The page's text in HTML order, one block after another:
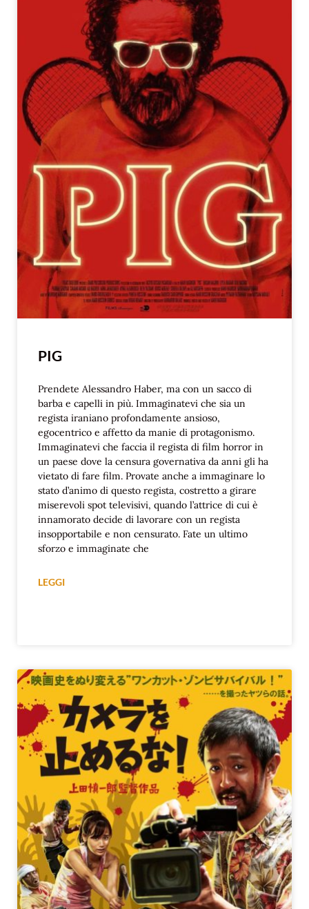
PIG
Prendete Alessandro Haber, ma con un sacco di
barba e capelli in più. Immaginatevi che sia un
regista iraniano profondamente ansioso,
egocentrico e affetto da manie di protagonismo.
Immaginatevi che faccia il regista di film horror in
un paese dove la censura governativa da anni gli ha
vietato di fare film. Provate anche a immaginare lo
stato d’animo di questo regista, costretto a girare
miserevoli spot televisivi, quando l’attrice di cui è
innamorato decide di lavorare con un regista
insopportabile e non censurato. Fate un ultimo
sforzo e immaginate che
LEGGI